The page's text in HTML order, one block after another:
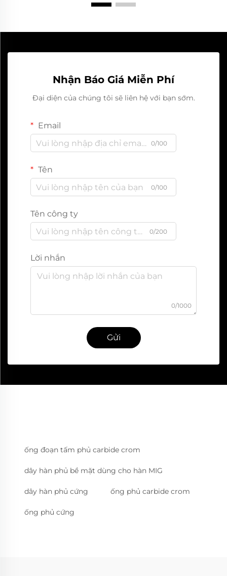
Nhận Báo Giá Miễn Phí
Đại diện của chúng tôi sẽ liên hệ với bạn sớm.
Email
0/100
Tên
0/100
Tên công ty
0/200
Lời nhắn
0/1000
Gửi
ống đoạn tấm phủ carbide crom
dây hàn phủ bề mặt dùng cho hàn MIG
dây hàn phủ cứng ống phủ carbide crom
ống phủ cứng